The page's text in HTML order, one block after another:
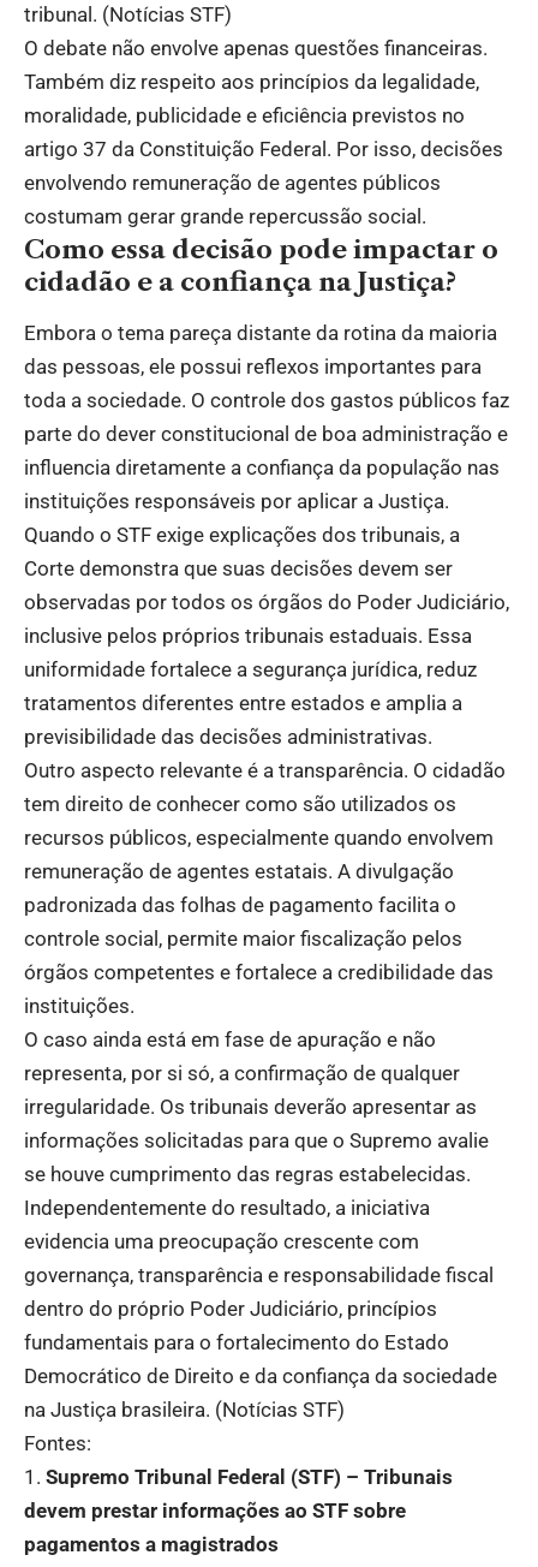
tribunal. (Notícias STF)
O debate não envolve apenas questões financeiras.
Também diz respeito aos princípios da legalidade,
moralidade, publicidade e eficiência previstos no
artigo 37 da Constituição Federal. Por isso, decisões
envolvendo remuneração de agentes públicos
costumam gerar grande repercussão social.
Como essa decisão pode impactar o
cidadão e a confiança na Justiça?
Embora o tema pareça distante da rotina da maioria
das pessoas, ele possui reflexos importantes para
toda a sociedade. O controle dos gastos públicos faz
parte do dever constitucional de boa administração e
influencia diretamente a confiança da população nas
instituições responsáveis por aplicar a Justiça.
Quando o STF exige explicações dos tribunais, a
Corte demonstra que suas decisões devem ser
observadas por todos os órgãos do Poder Judiciário,
inclusive pelos próprios tribunais estaduais. Essa
uniformidade fortalece a segurança jurídica, reduz
tratamentos diferentes entre estados e amplia a
previsibilidade das decisões administrativas.
Outro aspecto relevante é a transparência. O cidadão
tem direito de conhecer como são utilizados os
recursos públicos, especialmente quando envolvem
remuneração de agentes estatais. A divulgação
padronizada das folhas de pagamento facilita o
controle social, permite maior fiscalização pelos
órgãos competentes e fortalece a credibilidade das
instituições.
O caso ainda está em fase de apuração e não
representa, por si só, a confirmação de qualquer
irregularidade. Os tribunais deverão apresentar as
informações solicitadas para que o Supremo avalie
se houve cumprimento das regras estabelecidas.
Independentemente do resultado, a iniciativa
evidencia uma preocupação crescente com
governança, transparência e responsabilidade fiscal
dentro do próprio Poder Judiciário, princípios
fundamentais para o fortalecimento do Estado
Democrático de Direito e da confiança da sociedade
na Justiça brasileira. (Notícias STF)
Fontes:
Supremo Tribunal Federal (STF) – Tribunais
devem prestar informações ao STF sobre
pagamentos a magistrados